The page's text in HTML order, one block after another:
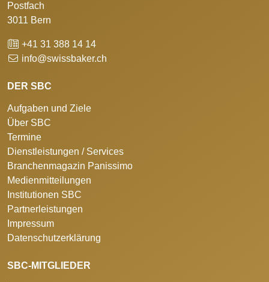
Postfach
3011 Bern
+41 31 388 14 14
info@swissbaker.ch
DER SBC
Aufgaben und Ziele
Über SBC
Termine
Dienstleistungen / Services
Branchenmagazin Panissimo
Medienmitteilungen
Institutionen SBC
Partnerleistungen
Impressum
Datenschutzerklärung
SBC-MITGLIEDER